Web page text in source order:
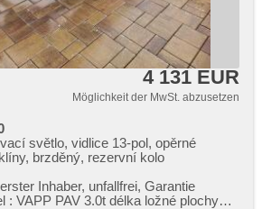
4 131 EUR
Möglichkeit der MwSt. abzusetzen
světlo, vidlice 13-pol, opěrné
brzděný, rezervní kolo
Inhaber,​ unfallfrei,​ Garantie
3.0t délka ložné plochy